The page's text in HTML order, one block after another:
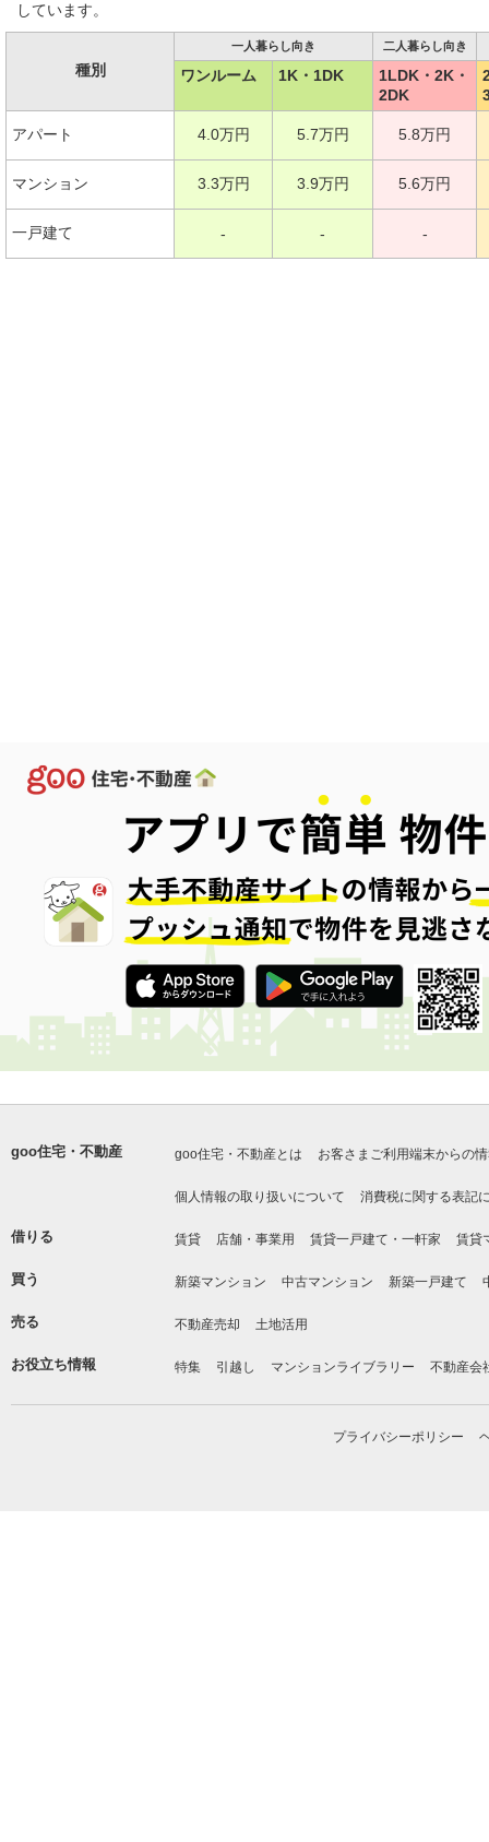
しています。
種別
一人暮らし向き 二人暮らし向き
ワンルーム 1K・1DK
1LDK・2K・
2DK
アパート 4.0万円 5.7万円 5.8万円
マンション 3.3万円 3.9万円 5.6万円
一戸建て - - -
goo住宅・不動産 goo住宅・不動産とは お客さまご利用端末からの
個人情報の取り扱いについて 消費税に関する表記
借りる 賃貸 店舗・事業用 賃貸一戸建て・一軒家 賃貸
買う 新築マンション 中古マンション 新築一戸建て
売る 不動産売却 土地活用
お役立ち情報 特集 引越し マンションライブラリー 不動産会
プライバシーポリシー